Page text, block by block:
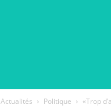
Actualités Politique «Trop